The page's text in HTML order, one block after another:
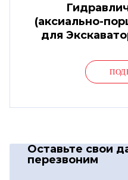
(аксиально-
для
Оставьте свои
перезвоним